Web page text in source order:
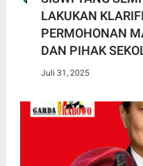
LAKUKAN
PERMOHONAN
DAN PIHAK
Juli 31, 2025